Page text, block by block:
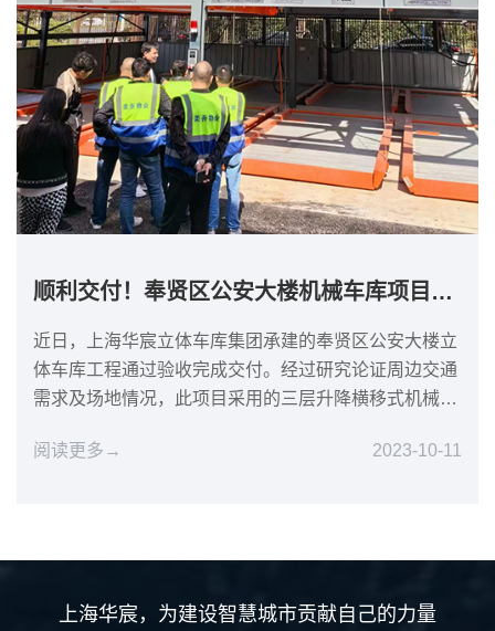
顺利交付！奉贤区公安大楼机械车库项目完成！
近日，上海华宸立体车库集团承建的奉贤区公安大楼立
体车库工程通过验收完成交付。经过研究论证周边交通
需求及场地情况，此项目采用的三层升降横移式机械车
阅读更多→
2023-10-11
上海华宸 ， 为建设智慧城市贡献自己的力量